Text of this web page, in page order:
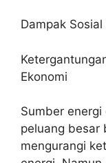
Dampak
Ekonomi
Sumber
peluang besar
mengurangi